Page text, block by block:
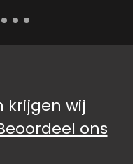
krijgen wij
ons